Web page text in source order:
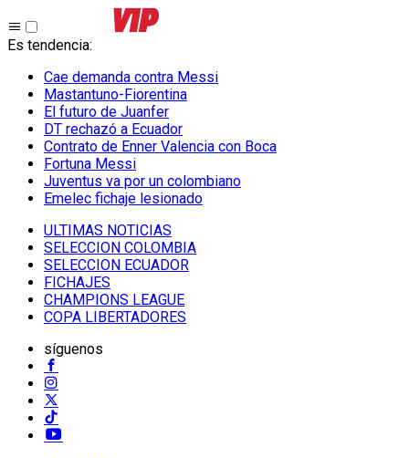
Es tendencia:
Cae demanda contra Messi
Mastantuno-Fiorentina
El futuro de Juanfer
DT rechazó a Ecuador
Contrato de Enner Valencia con Boca
Fortuna Messi
Juventus va por un colombiano
Emelec fichaje lesionado
ULTIMAS NOTICIAS
SELECCION COLOMBIA
SELECCION ECUADOR
FICHAJES
CHAMPIONS LEAGUE
COPA LIBERTADORES
síguenos